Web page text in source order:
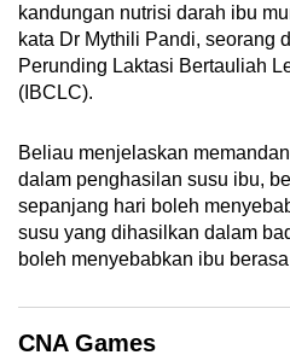
kandungan nutrisi darah ibu
kata Dr Mythili Pandi, seorang
Perunding Laktasi Bertauliah
(IBCLC).
Beliau menjelaskan
dalam penghasilan susu ibu,
sepanjang hari boleh
susu yang dihasilkan dalam
boleh menyebabkan ibu
CNA Games
Contact
us